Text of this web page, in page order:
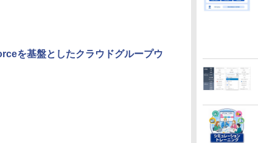
を基盤としたクラウドグループウ